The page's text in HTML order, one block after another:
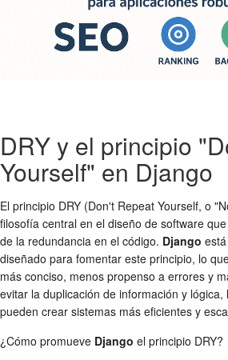
DRY y el principio
Yourself" en Django
El principio DRY (Don't Repeat Yourself, o
filosofía central en el diseño de software
de la redundancia en el código. Django
diseñado para fomentar este principio, lo
más conciso, menos propenso a errores y
evitar la duplicación de información y
pueden crear sistemas más eficientes y
¿Cómo promueve Django el principio DRY?